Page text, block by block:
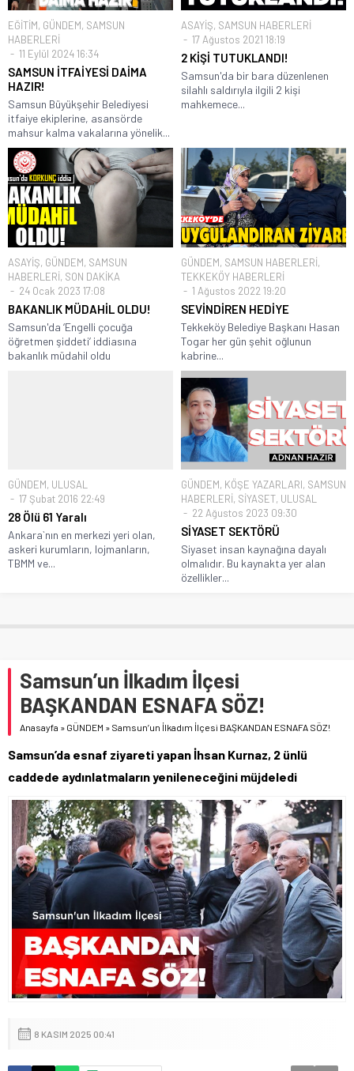
EĞİTİM, GÜNDEM, SAMSUN
HABERLERİ
11 Eylül 2024 16:34
SAMSUN İTFAİYESİ DAİMA
HAZIR!
Samsun Büyükşehir Belediyesi
itfaiye ekiplerine, asansörde
mahsur kalma vakalarına yönelik...
ASAYİŞ, SAMSUN HABERLERİ
17 Ağustos 2021 18:19
2 KİŞİ TUTUKLANDI!
Samsun'da bir bara düzenlenen
silahlı saldırıyla ilgili 2 kişi
mahkemece...
ASAYİŞ, GÜNDEM, SAMSUN
HABERLERİ, SON DAKİKA
24 Ocak 2023 17:08
BAKANLIK MÜDAHİL OLDU!
Samsun'da ‘Engelli çocuğa
öğretmen şiddeti’ iddiasına
bakanlık müdahil oldu
GÜNDEM, SAMSUN HABERLERİ,
TEKKEKÖY HABERLERİ
1 Ağustos 2022 19:20
SEVİNDİREN HEDİYE
Tekkeköy Belediye Başkanı Hasan
Togar her gün şehit oğlunun
kabrine...
GÜNDEM, ULUSAL
17 Şubat 2016 22:49
28 Ölü 61 Yaralı
Ankara`nın en merkezi yeri olan,
askeri kurumların, lojmanların,
TBMM ve...
GÜNDEM, KÖŞE YAZARLARI, SAMSUN
HABERLERİ, SİYASET, ULUSAL
22 Ağustos 2023 09:30
SİYASET SEKTÖRÜ
Siyaset insan kaynağına dayalı
olmalıdır. Bu kaynakta yer alan
özellikler...
Samsun’un İlkadım İlçesi
BAŞKANDAN ESNAFA SÖZ!
Anasayfa » GÜNDEM » Samsun’un İlkadım İlçesi BAŞKANDAN ESNAFA SÖZ!
Samsun’da esnaf ziyareti yapan İhsan Kurnaz, 2 ünlü
caddede aydınlatmaların yenileneceğini müjdeledi
8 KASIM 2025 00:41